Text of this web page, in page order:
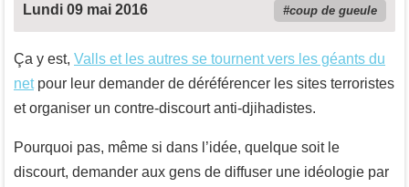
Lundi 09 mai 2016 coup de gueule
Ça y est, Valls et les autres se tournent vers les géants du
netpour leur demander de déréférencer les sites terroristes
et organiser un contre-discourt anti-djihadistes.
Pourquoi pas, même si dans l’idée, quelque soit le
discourt, demander aux gens de diffuser une idéologie par